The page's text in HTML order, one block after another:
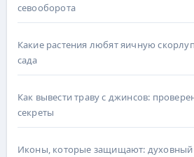
севооборота
Какие растения любят яичную
сада
Как вывести траву с джинсов:
секреты
Иконы, которые защищают: